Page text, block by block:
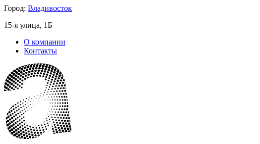
Город: Владивосток
15-я улица, 1Б
О компании
Контакты